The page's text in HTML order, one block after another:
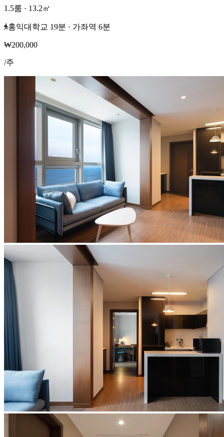
1.5룸 · 13.2㎡
홍익대학교 19분 · 가좌역 6분
₩200,000
/주